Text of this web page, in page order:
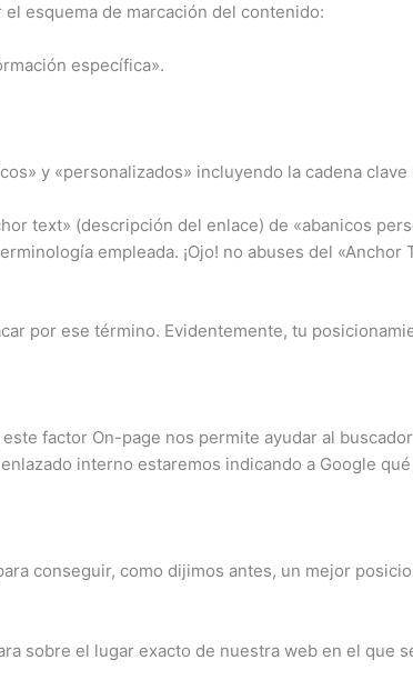
esquema de marcación del contenido:
específica».
y «personalizados» incluyendo la cadena
text» (descripción del enlace) de «abanicos
empleada. ¡Ojo! no abuses del
por ese término. Evidentemente, tu
factor On-page nos permite ayudar al
interno estaremos indicando a Google
conseguir, como dijimos antes, un mejor
sobre el lugar exacto de nuestra web en el que